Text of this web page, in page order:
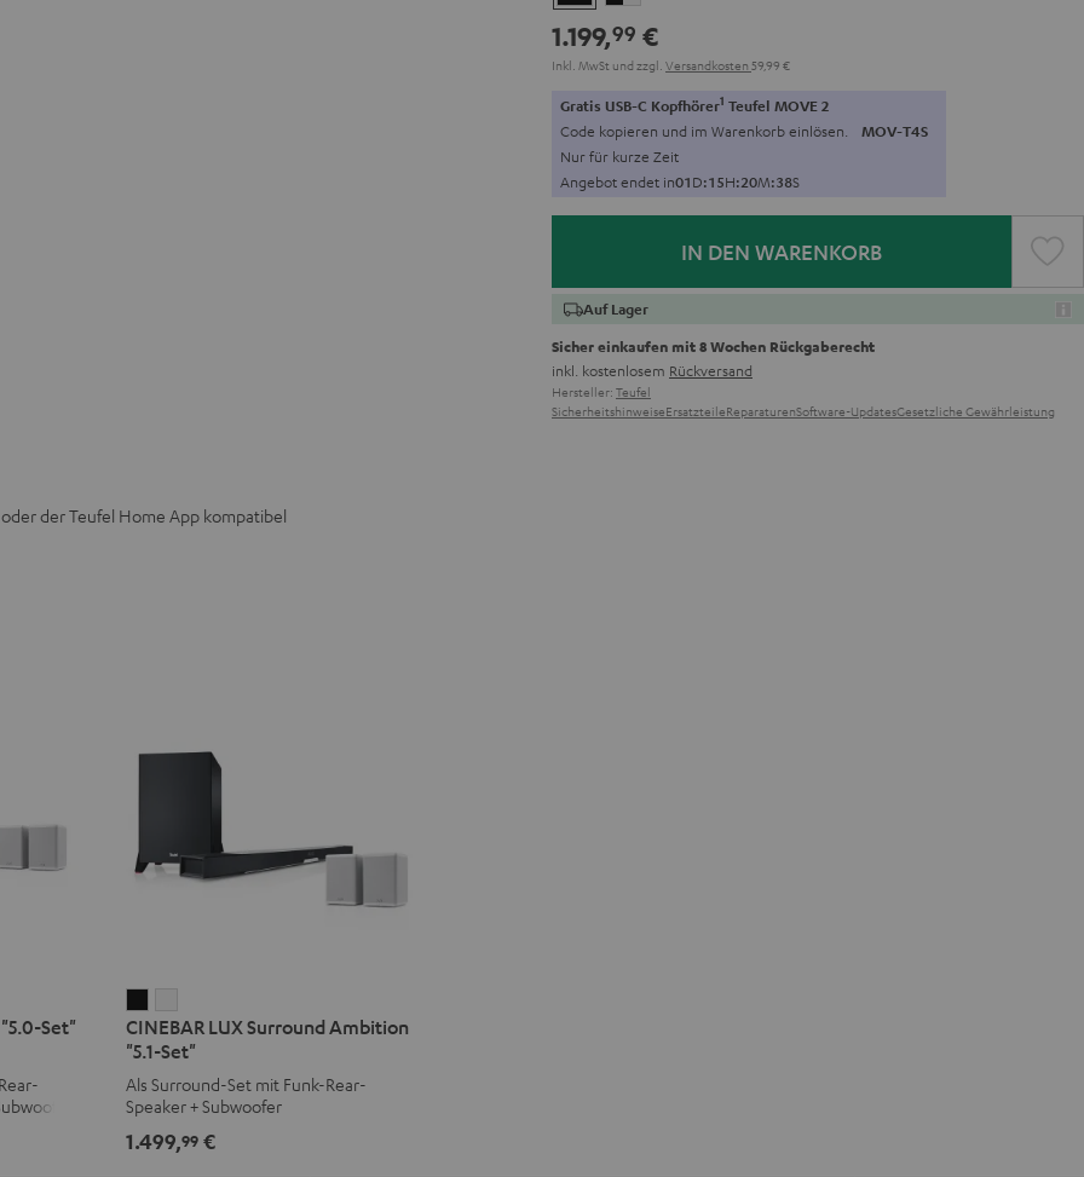
Weiß
1.199,99 €
Inkl. MwSt und zzgl. Versandkosten 59,99 €
Gratis USB-C Kopfhörer1 Teufel MOVE 2
Code kopieren und im Warenkorb einlösen. MOV-T4S
Nur für kurze Zeit
Angebot endet in01D:15H:20M:37S
IN DEN WARENKORB
Auf Lager
Sicher einkaufen mit 8 Wochen Rückgaberecht
inkl. kostenlosem Rückversand
Hersteller: Teufel
SicherheitshinweiseErsatzteileReparaturenSoftware-UpdatesGesetzliche Gewährleistung
der Teufel Home App kompatibel
Set"
LUX
Surround
Ambition
"5.1-
Set"
LUX
Surround
Ambition
"5.1-
Set"
CINEBAR LUX Surround Ambition
"5.1-Set"
Als Surround-Set mit Funk-Rear-
Speaker + Subwoofer
1.499,99€